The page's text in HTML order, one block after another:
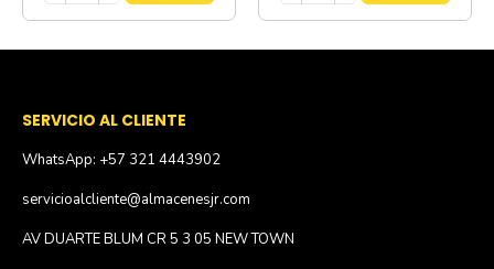
SERVICIO AL CLIENTE
WhatsApp: +57 321 4443902
servicioalcliente@almacenesjr.com
AV DUARTE BLUM CR 5 3 05 NEW TOWN